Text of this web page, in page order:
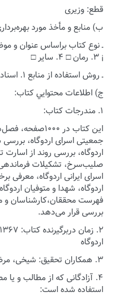
قطع: وزیری
ب) منابع و مأخذ مورد
¡ ۳. رمان □ ۴. ساير □
ـ روش استفاده از منابع ۱. اسنادي ¡ ۲. كتابخانه‌اي □ ۳. اسناد شفاهي ¡
ج) اطلاعات محتوايي كتاب:
۱. مندرجات كتاب:
این کتاب در
جمعیتی اسرای اردوگاه،
اردوگاه، بررسی روند از
صلیب‌سرخ، تشکیلات
اسرای ایرانی اردوگاه،
اردوگاه، شهدا و متوفیان
بررسی قرار می‌دهد.
اردوگاه
۳.‌ همکاران تحقیق: شیخی، مرضیه ـ محمدی، محبوبه
۴. آزادگانی که از مطالب و
استفاده شده است: